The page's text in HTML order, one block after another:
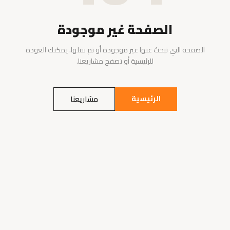
الصفحة غير موجودة
الصفحة التي تبحث عنها غير موجودة أو تم نقلها. يمكنك العودة
للرئيسية أو تصفح مشاريعنا.
الرئيسية مشاريعنا